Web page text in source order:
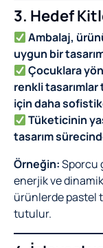
3. Hedef
Ambalaj,
uygun bir
Çocuklara
renkli
için daha
Tüketicinin
tasarım
Örneğin:Sporcu
enerjik ve
ürünlerde pastel
tutulur.